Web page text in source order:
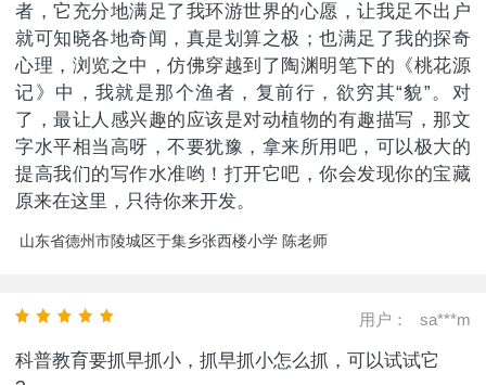
者，它充分地满足了我环游世界的心愿，让我足不出户
就可知晓各地奇闻，真是划算之极；也满足了我的探奇
心理，浏览之中，仿佛穿越到了陶渊明笔下的《桃花源
记》中，我就是那个渔者，复前行，欲穷其“貌”。对
了，最让人感兴趣的应该是对动植物的有趣描写，那文
字水平相当高呀，不要犹豫，拿来所用吧，可以极大的
提高我们的写作水准哟！打开它吧，你会发现你的宝藏
原来在这里，只待你来开发。
山东省德州市陵城区于集乡张西楼小学 陈老师
用户： sa***m
科普教育要抓早抓小，抓早抓小怎么抓，可以试试它